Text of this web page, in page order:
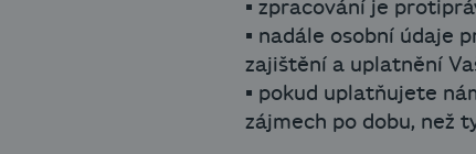
▪ zpracování je
▪ nadále osobní údaje
zajištění a uplatnění
▪ pokud uplatňujete
zájmech po dobu, než